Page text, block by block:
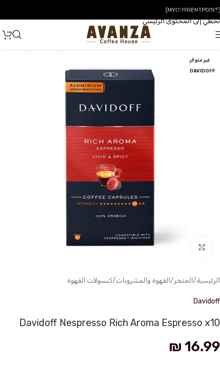
تخطي إلى التنقل
تخطي إلى المحتوى الرئيسي
[MYCURRENTPOINT]
غير متوفر
DAVIDOFF
الرئيسية/ المتجر/ القهوة والمشروبات/كبسولات القهوة
Davidoff
Davidoff Nespresso Rich Aroma Espresso x10
₪ 16.99